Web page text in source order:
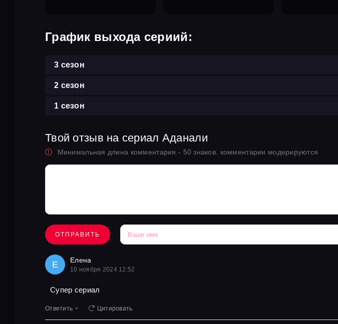
График выхода сериий:
3 сезон
2 сезон
1 сезон
Твой отзыв на сериал Аданали
Минимальная длина комментария - 50 знаков. комментарии модерируются
ОТПРАВИТЬ
Е Елена
10 ноября 2024 12:52
Супер сериал
Ответить Цитировать